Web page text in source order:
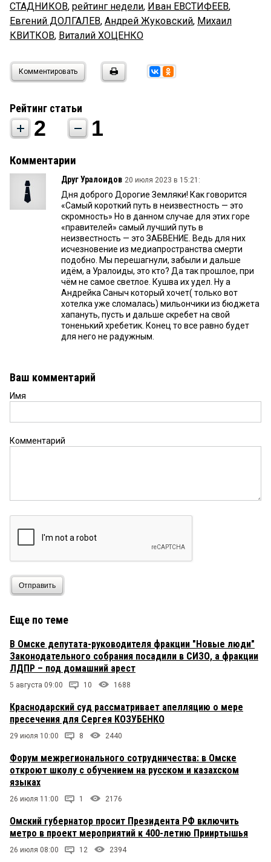
СТАДНИКОВ, рейтинг недели, Иван ЕВСТИФЕЕВ,
Евгений ДОЛГАЛЕВ, Андрей Жуковский, Михаил
КВИТКОВ, Виталий ХОЦЕНКО
Комментировать
Рейтинг статьи
2 1
Комментарии
Друг Уралоидов 20 июля 2023 в 15:21:
Дня доброго Дорогие Земляки! Как говорится
«Самый короткий путь в неизвестность — это
скромность» Но в данном случае для этих горе
«правителей» самый лучший путь в
неизвестность — это ЗАБВЕНИЕ. Ведь для них
исчезновение из медиапространства смерти
подобно. Мы перешагнули, забыли и дальше
идём, а Уралоиды, это кто? Да так прошлое, при
чём не самое светлое. Кушва их удел. Ну а
Андрейка Саныч который хочет( только вот
хотелка уже сломалась) мильончики из бюджета
хапануть, пусть и дальше скребет на свой
тоненький хребетик. Конец то все равно будет
для него не радужным.
Ваш комментарий
Имя
Комментарий
Отправить
Еще по теме
В Омске депутата-руководителя фракции "Новые люди"
Законодательного собрания посадили в СИЗО, а фракции
ЛДПР – под домашний арест
5 августа 09:00 10 1688
Краснодарский суд рассматривает апелляцию о мере
пресечения для Сергея КОЗУБЕНКО
29 июля 10:00 8 2440
Форум межрегионального сотрудничества: в Омске
откроют школу с обучением на русском и казахском
языках
26 июля 11:00 1 2176
Омский губернатор просит Президента РФ включить
метро в проект мероприятий к 400-летию Прииртышья
26 июля 08:00 12 2394